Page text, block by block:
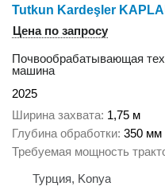
Tutkun Kardeşler
Цена по запросу
Почвообрабатывающая
машина
2025
Ширина захвата 1,75 м
Глубина обработки 350 мм
Требуемая мощность
Турция, Konya